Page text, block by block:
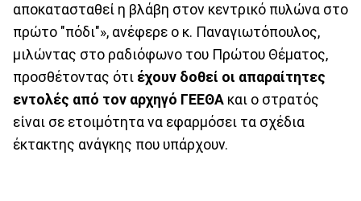
αποκατασταθεί η βλάβη στον κεντρικό πυλώνα στο
πρώτο "πόδι"», ανέφερε ο κ. Παναγιωτόπουλος,
μιλώντας στο ραδιόφωνο του Πρώτου Θέματος,
προσθέτοντας ότι έχουν δοθεί οι απαραίτητες
εντολές από τον αρχηγό ΓΕΕΘΑ και ο στρατός
είναι σε ετοιμότητα να εφαρμόσει τα σχέδια
έκτακτης ανάγκης που υπάρχουν.